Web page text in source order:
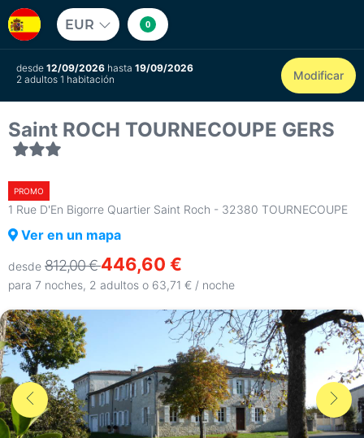
EUR 0
desde 12/09/2026 hasta 19/09/2026
2 adultos 1 habitación
Modificar
Saint ROCH TOURNECOUPE GERS
PROMO
1 Rue D'En Bigorre Quartier Saint Roch - 32380 TOURNECOUPE
Ver en un mapa
desde 812,00 €446,60 €
para 7 noches, 2 adultos o 63,71 € / noche